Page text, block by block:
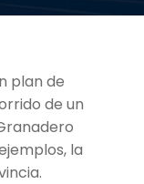
plan de
de un
la